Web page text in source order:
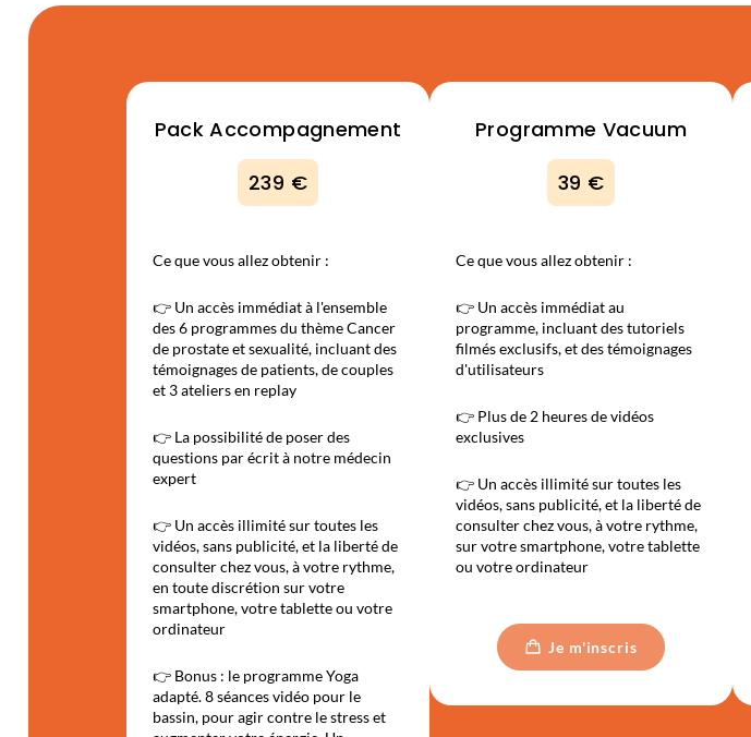
Pack Accompagnement
239 €
Ce que vous allez obtenir :
👉 Un accès immédiat à l'ensemble
des 6 programmes du thème Cancer
de prostate et sexualité, incluant des
témoignages de patients, de couples
et 3 ateliers en replay
👉 La possibilité de poser des
questions par écrit à notre médecin
expert
👉 Un accès illimité sur toutes les
vidéos, sans publicité, et la liberté de
consulter chez vous, à votre rythme,
en toute discrétion sur votre
smartphone, votre tablette ou votre
ordinateur
👉 Bonus : le programme Yoga
adapté. 8 séances vidéo pour le
bassin, pour agir contre le stress et
Programme Vacuum
39 €
Ce que vous allez obtenir :
👉 Un accès immédiat au
programme, incluant des tutoriels
filmés exclusifs, et des témoignages
d'utilisateurs
👉 Plus de 2 heures de vidéos
exclusives
👉 Un accès illimité sur toutes les
vidéos, sans publicité, et la liberté de
consulter chez vous, à votre rythme,
sur votre smartphone, votre tablette
ou votre ordinateur